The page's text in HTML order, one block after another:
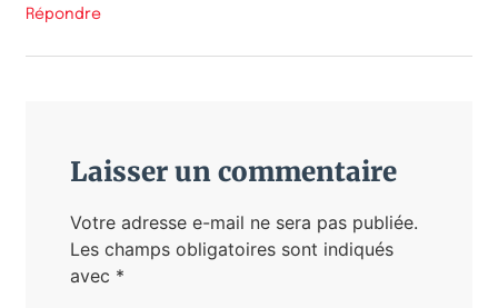
Répondre
Laisser un commentaire
Votre adresse e-mail ne sera pas publiée.
Les champs obligatoires sont indiqués
avec *